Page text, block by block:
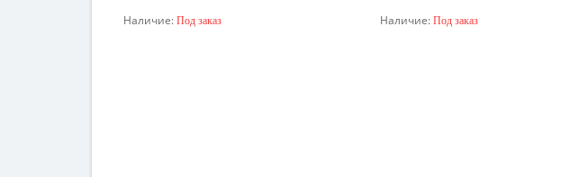
По запросу
Наличие: Под заказ По запросу
Наличие: Под заказ